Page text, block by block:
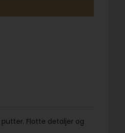
Flotte detaljer og